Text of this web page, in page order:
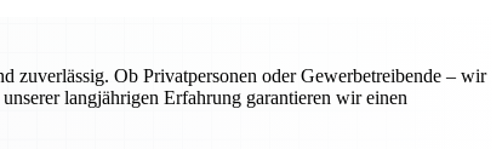
zuverlässig. Ob Privatpersonen oder Gewerbetreibende – wir
langjährigen Erfahrung garantieren wir einen